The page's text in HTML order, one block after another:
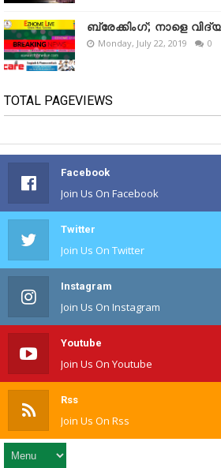
ബ്രേക്കിംഗ്; നാളെ
Monday, July 22, 2019 0
TOTAL PAGEVIEWS
Facebook
Join Us On Facebook
Twitter
Join Us On Twitter
Instagram
Join Us On Instagram
Youtube
Join Us On Youtube
Rss
Join Us On Rss